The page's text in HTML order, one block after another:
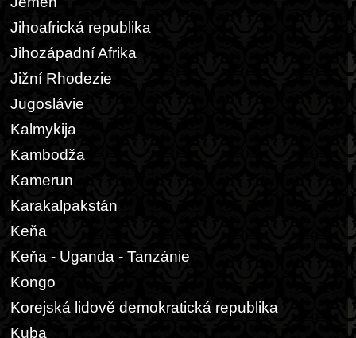
Jihoafrická republika
Jihozápadní Afrika
Jižní Rhodezie
Jugoslávie
Kalmykija
Kambodža
Kamerun
Karakalpakstán
Keňa
Keňa - Uganda - Tanzánie
Kongo
Korejská lidově demokratická republika
Kuba